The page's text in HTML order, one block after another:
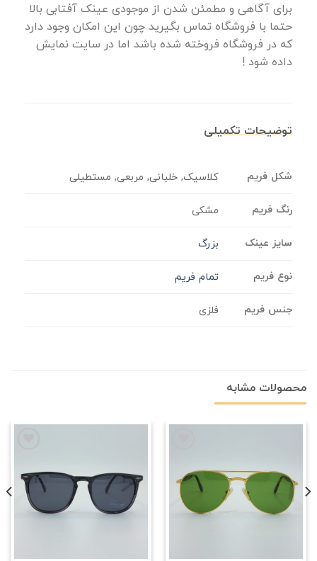
برای آگاهی و مطمئن شدن از موجودی عینک آفتابی بالا
حتما با فروشگاه تماس بگیرید چون این امکان وجود دارد
که در فروشگاه فروخته شده باشد اما در سایت نمایش
داده شود !
توضیحات تکمیلی
شکل فریم کلاسیک, خلبانی, مربعی, مستطیلی
رنگ فریم مشکی
سایز عینک بزرگ
نوع فریم تمام فریم
جنس فریم فلزی
محصولات مشابه
علاقه
مندی
علاقه
مندی